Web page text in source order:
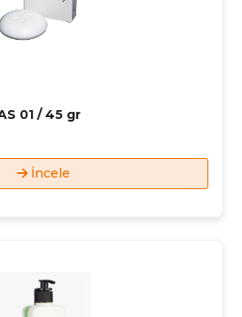
01 / 45 gr
İncele